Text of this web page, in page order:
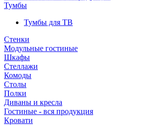
Тумбы
Тумбы для ТВ
Стенки
Модульные гостиные
Шкафы
Стеллажи
Комоды
Столы
Полки
Диваны и кресла
Гостиные - вся продукция
Кровати